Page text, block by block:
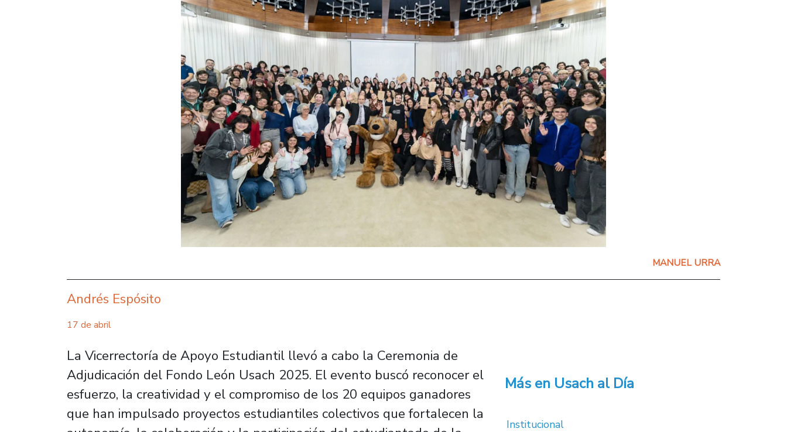
MANUEL URRA
Andrés Espósito
17 de abril
La Vicerrectoría de Apoyo Estudiantil llevó a cabo la Ceremonia de
Adjudicación del Fondo León Usach 2025. El evento buscó reconocer el
esfuerzo, la creatividad y el compromiso de los 20 equipos ganadores
que han impulsado proyectos estudiantiles colectivos que fortalecen la
Más en Usach al Día
Institucional